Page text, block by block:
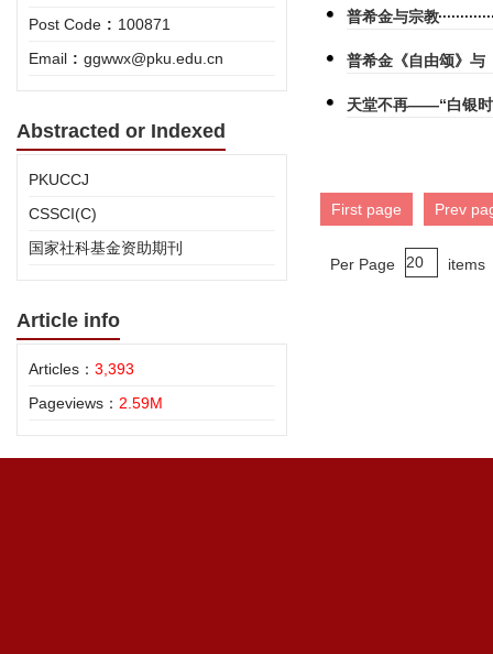
Post Code : 100871
Email : ggwwx@pku.edu.cn
Abstracted or Indexed
PKUCCJ
CSSCI(C)
国家社科基金资助期刊
Article info
Articles： 3,393
Pageviews： 2.59M
普希金与宗教
普希金《自由颂》与
天堂不再——“白银时
First page Prev
Per Page items